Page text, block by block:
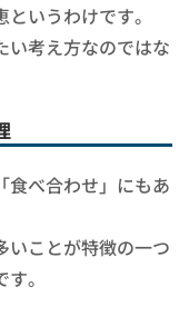
いうわけです。
い考え方なのではな
食べ合わせ」にもあ
いことが特徴の一つ
。